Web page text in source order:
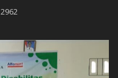
2962